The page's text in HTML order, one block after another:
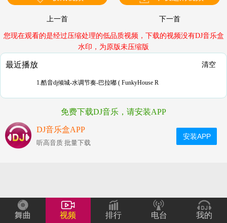
舞曲 视频 排行 电台 我的
上一首 下一首
您现在观看的是经过压缩处理的低品质视频，下载的视频没有DJ音乐盒
水印，为原版未压缩版
最近播放 清空
1.酷音dj倾城-水调节奏-巴拉嘟 ( FunkyHouse R
免费下载DJ音乐，请安装APP
DJ音乐盒APP
听高音质 批量下载
安装APP